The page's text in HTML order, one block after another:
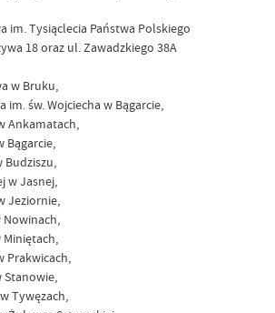
im. Tysiąclecia Państwa Polskiego
18 oraz ul. Zawadzkiego 38A
w Bruku,
im. św. Wojciecha w Bągarcie,
Ankamatach,
Bągarcie,
Budziszu,
w Jasnej,
Jeziornie,
Nowinach,
Miniętach,
Prakwicach,
Stanowie,
Tywęzach,